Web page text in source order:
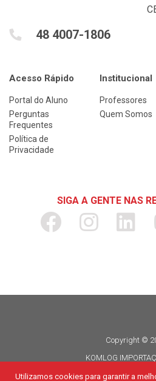
48 4007-1806
Acesso Rápido
Portal do Aluno
Perguntas
Frequentes
Política de
Privacidade
Institucional
Professores
Quem Somos
SIGA A GENTE NAS
Copyright ©
KOMLOG
CNPJ 06.114.935/
Utilizamos cookies para garantir a